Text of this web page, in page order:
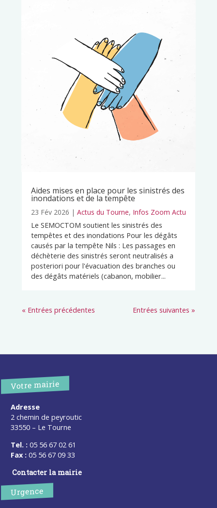
Aides mises en place pour les sinistrés des
inondations et de la tempête
23 Fév 2026 | Actus du Tourne, Infos Zoom Actu
Le SEMOCTOM soutient les sinistrés des
tempêtes et des inondations Pour les dégâts
causés par la tempête Nils : Les passages en
déchèterie des sinistrés seront neutralisés a
posteriori pour l'évacuation des branches ou
des dégâts matériels (cabanon, mobilier...
« Entrées précédentes Entrées suivantes »
Votre mairie
Adresse
2 chemin de peyroutic
33550 – Le Tourne
Tel. : 05 56 67 02 61
Fax : 05 56 67 09 33
Contacter la mairie
Urgence